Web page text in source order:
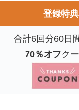
登録特典
合計6回分60日
70％オフク